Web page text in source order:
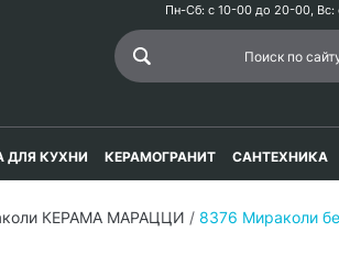
Пн-Сб: с 10-00 до 20-00, Вс:
ДЛЯ КУХНИ КЕРАМОГРАНИТ САНТЕХНИКА
КЕРАМА МАРАЦЦИ / 8376 Мираколи